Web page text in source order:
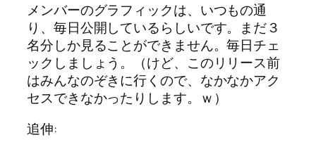
メンバーのグラフィックは、いつもの通
り、毎日公開しているらしいです。まだ３
名分しか見ることができません。毎日チェ
ックしましょう。（けど、このリリース前
はみんなのぞきに行くので、なかなかアク
セスできなかったりします。ｗ）
追伸: